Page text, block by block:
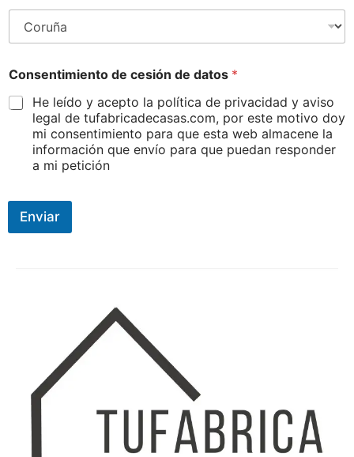
Consentimiento de cesión de datos *
He leído y acepto la política de privacidad y aviso
legal de tufabricadecasas.com, por este motivo doy
mi consentimiento para que esta web almacene la
información que envío para que puedan responder
a mi petición
Enviar